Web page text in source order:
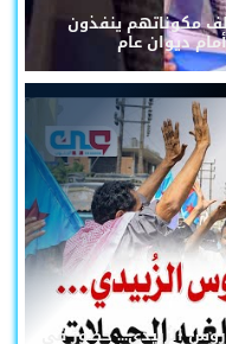
مكوناتهم ينفذون
ديوان عام
الزُبيدي... حضورٌ في